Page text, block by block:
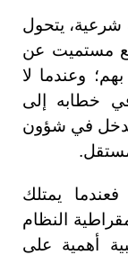
شرعية، يتحول
مستميت عن
وعندما لا
خطابه إلى
في شؤون
فعندما يمتلك
النظام
أهمية على